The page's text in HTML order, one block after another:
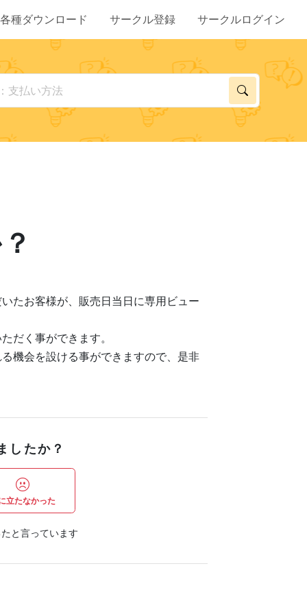
各種ダウンロード サークル登録 サークルログイン
たお客様が、販売日当日に専用ビュー
だく事ができます。
機会を設ける事ができますので、是非
したか？
立たなかった
と言っています